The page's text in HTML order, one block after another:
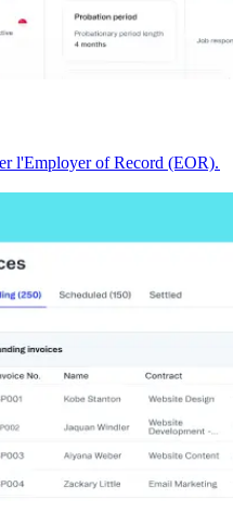
l'Employer of Record (EOR).​​